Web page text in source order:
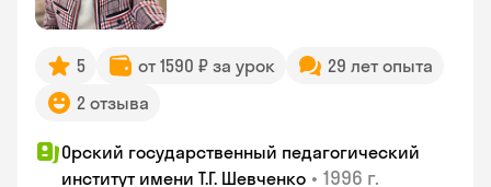
5 от 1590 ₽ за урок
29 лет опыта
2 отзыва
Орский государственный педагогический
институт имени Т.Г. Шевченко • 1996 г.